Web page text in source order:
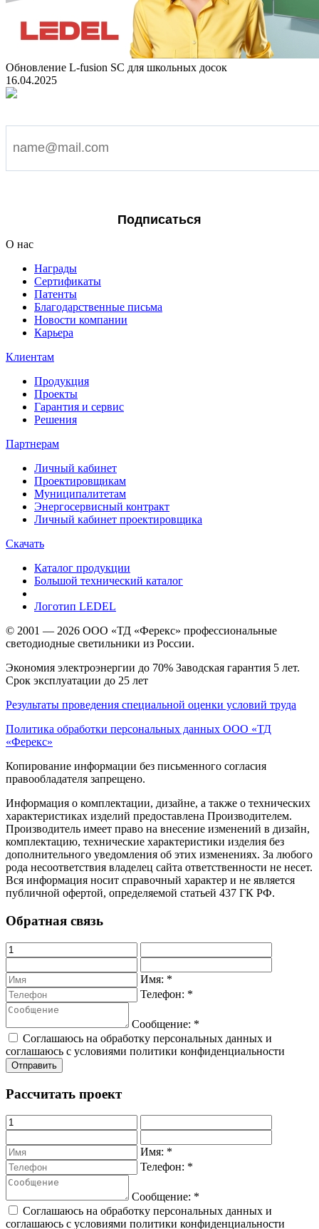
Обновление L-fusion SC для школьных досок
16.04.2025
Подписаться
О нас
Награды
Сертификаты
Патенты
Благодарственные письма
Новости компании
Карьера
Клиентам
Продукция
Проекты
Гарантия и сервис
Решения
Партнерам
Личный кабинет
Проектировщикам
Муниципалитетам
Энергосервисный контракт
Личный кабинет проектировщика
Скачать
Каталог продукции
Большой технический каталог
Логотип LEDEL
© 2001 — 2026 ООО «ТД «Ферекс» профессиональные
светодиодные светильники из России.
Экономия электроэнергии до 70% Заводская гарантия 5 лет.
Срок эксплуатации до 25 лет
Результаты проведения специальной оценки условий труда
Политика обработки персональных данных ООО «ТД
«Ферекс»
Копирование информации без письменного согласия
правообладателя запрещено.
Информация о комплектации, дизайне, а также о технических
характеристиках изделий предоставлена Производителем.
Производитель имеет право на внесение изменений в дизайн,
комплектацию, технические характеристики изделия без
дополнительного уведомления об этих изменениях. За любого
рода несоответствия владелец сайта ответственности не несет.
Вся информация носит справочный характер и не является
публичной офертой, определяемой статьей 437 ГК РФ.
Обратная связь
Имя: *
Телефон: *
Сообщение: *
Соглашаюсь на обработку персональных данных и
соглашаюсь с условиями политики конфиденциальности
Рассчитать проект
Имя: *
Телефон: *
Сообщение: *
Соглашаюсь на обработку персональных данных и
соглашаюсь с условиями политики конфиденциальности